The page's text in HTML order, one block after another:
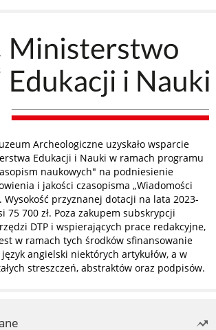
Archeologiczne uzyskało wsparcie
Edukacji i Nauki w ramach programu
naukowych" na podniesienie
i jakości czasopisma „Wiadomości
Wysokość przyznanej dotacji na lata 2023-
75 700 zł. Poza zakupem subskrypcji
DTP i wspierających prace redakcyjne,
w ramach tych środków sfinansowanie
angielski niektórych artykułów, a w
streszczeń, abstraktów oraz podpisów.